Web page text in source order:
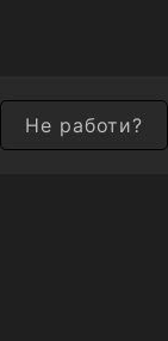
Не работи?